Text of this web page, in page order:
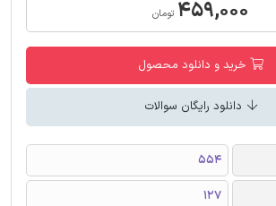
۴۵۹,۰۰۰ تومان
خرید و دانلود محصول
دانلود رایگان سوالات
554
127